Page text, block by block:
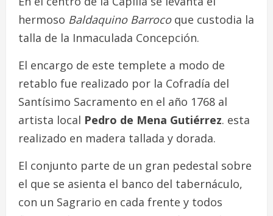
hermoso Baldaquino Barrocoque custodia la
talla de la Inmaculada Concepción.
El encargo de este templete a modo de
retablo fue realizado por la Cofradía del
Santísimo Sacramento en el año 1768 al
artista local Pedro de Mena Gutiérrez. esta
realizado en madera tallada y dorada.
El conjunto parte de un gran pedestal sobre
el que se asienta el banco del tabernáculo,
con un Sagrario en cada frente y todos